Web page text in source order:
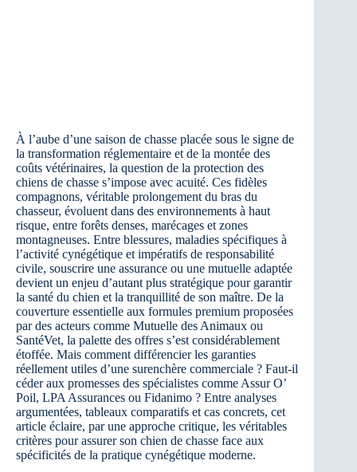
À l’aube d’une saison de chasse placée sous le signe de
la transformation réglementaire et de la montée des
coûts vétérinaires, la question de la protection des
chiens de chasse s’impose avec acuité. Ces fidèles
compagnons, véritable prolongement du bras du
chasseur, évoluent dans des environnements à haut
risque, entre forêts denses, marécages et zones
montagneuses. Entre blessures, maladies spécifiques à
l’activité cynégétique et impératifs de responsabilité
civile, souscrire une assurance ou une mutuelle adaptée
devient un enjeu d’autant plus stratégique pour garantir
la santé du chien et la tranquillité de son maître. De la
couverture essentielle aux formules premium proposées
par des acteurs comme Mutuelle des Animaux ou
SantéVet, la palette des offres s’est considérablement
étoffée. Mais comment différencier les garanties
réellement utiles d’une surenchère commerciale ? Faut-il
céder aux promesses des spécialistes comme Assur O’
Poil, LPA Assurances ou Fidanimo ? Entre analyses
argumentées, tableaux comparatifs et cas concrets, cet
article éclaire, par une approche critique, les véritables
critères pour assurer son chien de chasse face aux
spécificités de la pratique cynégétique moderne.